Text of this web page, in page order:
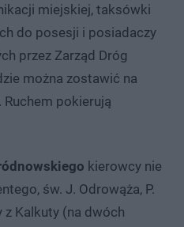
miejskiej, taksówki
do posesji i posiadaczy
przez Zarząd Dróg
można zostawić na
pokierują
kierowcy nie
św. J. Odrowąża, P.
Kalkuty (na dwóch